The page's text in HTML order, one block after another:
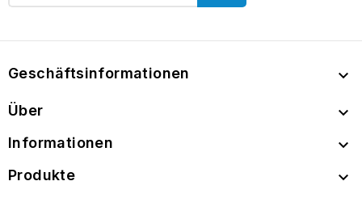
Geschäftsinformationen 
Über 
Informationen 
Produkte 